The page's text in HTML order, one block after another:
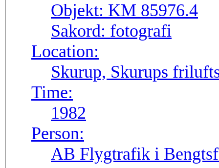
Objekt: KM 85976.4
Sakord: fotografi
Location:
Skurup, Skurups
Time:
1982
Person:
AB Flygtrafik i